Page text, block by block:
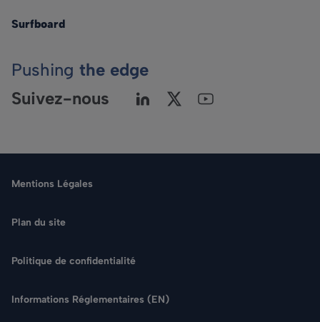
Rechercher
Surfboard
Pushing the edge
Suivez-nous
Mentions Légales
Plan du site
Politique de confidentialité
Informations Réglementaires (EN)